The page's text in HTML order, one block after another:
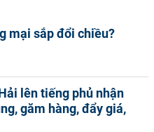
mại sắp đổi chiều?
lên tiếng phủ nhận
găm hàng, đẩy giá,